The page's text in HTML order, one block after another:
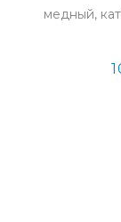
медный,